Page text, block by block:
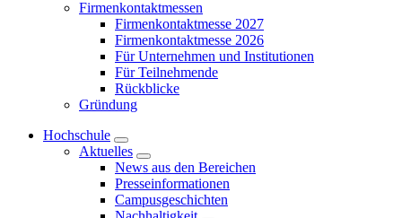
Firmenkontaktmessen
Firmenkontaktmesse 2027
Firmenkontaktmesse 2026
Für Unternehmen und Institutionen
Für Teilnehmende
Rückblicke
Gründung
Hochschule
Aktuelles
News aus den Bereichen
Presseinformationen
Campusgeschichten